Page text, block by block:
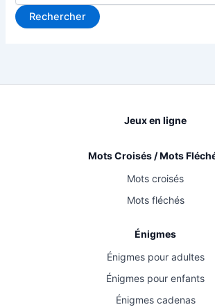
Jeux en ligne
Mots Croisés / Mots
Mots croisés
Mots fléchés
Énigmes
Énigmes pour adultes
Énigmes pour enfants
Énigmes cadenas